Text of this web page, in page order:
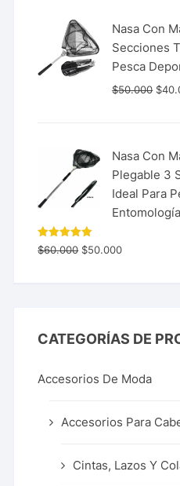
Nasa Con
Secciones
Pesca
$50.000 $
Nasa Con
Plegable 3
Ideal Para
Entomología
Valorado
con 5.00
$60.000 $50.000
CATEGORÍAS DE
Accesorios De Moda
Accesorios Para
Cintas, Lazos Y